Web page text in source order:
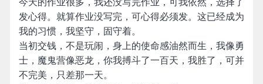
今天的作业很多，我还没写完作业，可我依然，选择了
发心得。就算作业没写完，可心得必须发。这已经成为
我的习惯，我坚守，固守着。
当初交钱，不是玩闹，身上的使命感油然而生，我像勇
士，魔鬼营像恶龙，你我搏斗了一百天，我胜了，可并
不完美，只差那一天。